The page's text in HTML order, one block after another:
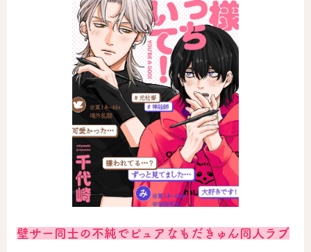
お問い合わせはこちら
オーバーラップノベルス
オーバーラップノベルスf
ロサージュノベルス
コミックガルド
壁サー同士の不純でピュアなもだきゅん同人ラブ